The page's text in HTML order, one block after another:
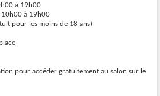
à 19h00
10h00 à 19h00
pour les moins de 18 ans)
pour accéder gratuitement au salon sur le